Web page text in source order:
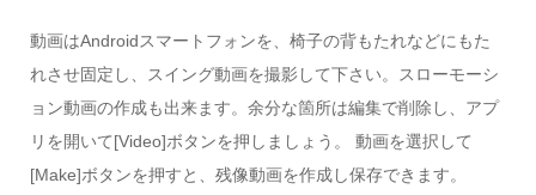
動画はAndroidスマートフォンを、椅子の背もたれなどにもた
れさせ固定し、スイング動画を撮影して下さい。スローモーシ
ョン動画の作成も出来ます。余分な箇所は編集で削除し、アプ
リを開いて[Video]ボタンを押しましょう。 動画を選択して
[Make]ボタンを押すと、残像動画を作成し保存できます。